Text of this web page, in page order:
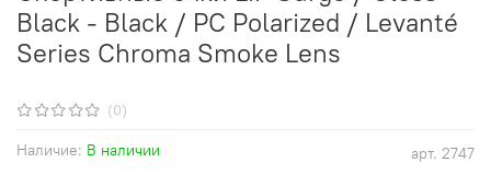
(0)
арт. 2747
Наличие: В наличии
Black - Black / PC Polarized / Levanté
Series Chroma Smoke Lens